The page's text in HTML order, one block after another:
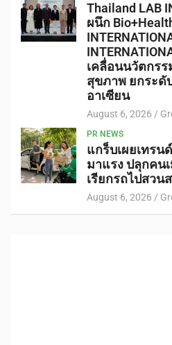
Thailand LAB
ผนึก
เคลื่อนนวัตกร
สุขภาพ ยกระดั
อาเซียน
August 6, 2026
PR NEWS
แกร็บเผยเทรน
มาแรง ปลุกคน
เรียกรถไปสวน
August 6, 2026